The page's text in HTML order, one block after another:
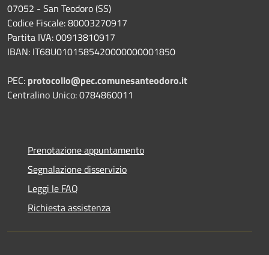
07052 - San Teodoro (SS)
Codice Fiscale: 80003270917
Partita IVA: 00913810917
IBAN: IT68U0101585420000000001850
PEC: protocollo@pec.comunesanteodoro.it
Centralino Unico: 0784860011
Prenotazione appuntamento
Segnalazione disservizio
Leggi le FAQ
Richiesta assistenza